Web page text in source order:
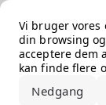
Vi bruger vores
din browsing
acceptere dem
kan finde flere
Nedgang
Error